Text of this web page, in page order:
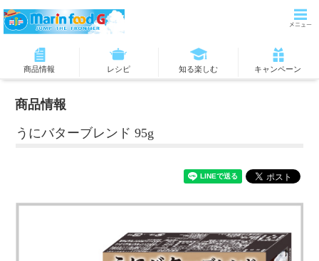
商品情報 レシピ 知る楽しむ キャンペーン
商品情報
うにバターブレンド 95g